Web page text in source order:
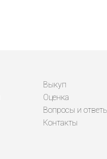
Выкуп
Оценка
Вопросы и
Контакты